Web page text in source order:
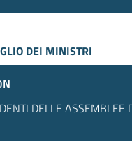
DEI MINISTRI
DELLE ASSEMBLEE